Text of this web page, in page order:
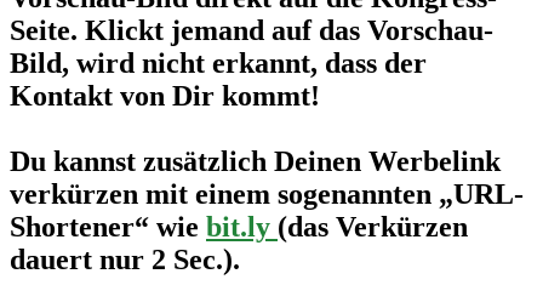
Seite. Klickt jemand auf das Vorschau-
Bild, wird nicht erkannt, dass der
Kontakt von Dir kommt!
Du kannst zusätzlich Deinen Werbelink
verkürzen mit einem sogenannten „URL-
Shortener“ wie bit.ly (das Verkürzen
dauert nur 2 Sec.).